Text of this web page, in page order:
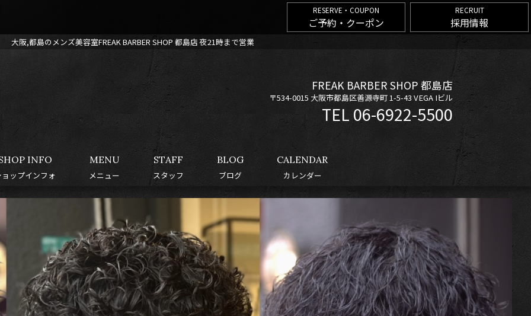
RESERVE・COUPON
ご予約・クーポン
RECRUIT
採用情報
大阪,都島のメンズ美容室FREAK BARBER SHOP 都島店 夜21時まで営業
FREAK BARBER SHOP 都島店
〒534-0015 大阪市都島区善源寺町 1-5-43 VEGA Iビル
06-6922-5500
INFO
ョップインフォ
MENU
メニュー
STAFF
スタッフ
BLOG
ブログ
CALENDAR
カレンダー